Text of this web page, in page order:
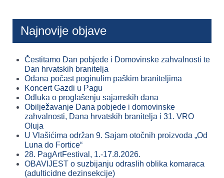
Najnovije objave
Čestitamo Dan pobjede i Domovinske zahvalnosti te
Dan hrvatskih branitelja
Odana počast poginulim paškim braniteljima
Koncert Gazdi u Pagu
Odluka o proglašenju sajamskih dana
Obilježavanje Dana pobjede i domovinske
zahvalnosti, Dana hrvatskih branitelja i 31. VRO
Oluja
U Vlašićima održan 9. Sajam otočnih proizvoda „Od
Luna do Fortice“
28. PagArtFestival, 1.-17.8.2026.
OBAVIJEST o suzbijanju odraslih oblika komaraca
(adulticidne dezinsekcije)